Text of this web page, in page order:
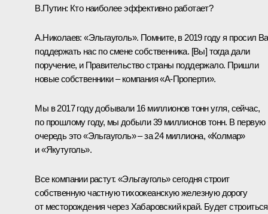
В.Путин: Кто наиболее эффективно работает?
А.Николаев: «Эльгауголь». Помните, в 2019 году я просил
поддержать нас по смене собственника. [Вы] тогда дали
поручение, и Правительство страны поддержало. Пришли
новые собственники – компания «А-Проперти».
Мы в 2017 году добывали 16 миллионов тонн угля, сейчас,
по прошлому году, мы добыли 39 миллионов тонн. В первую
очередь это «Эльгауголь» – за 24 миллиона, «Колмар»
и «Якутуголь».
Все компании растут. «Эльгауголь» сегодня строит
собственную частную тихоокеанскую железную дорогу
от месторождения через Хабаровский край. Будет строиться